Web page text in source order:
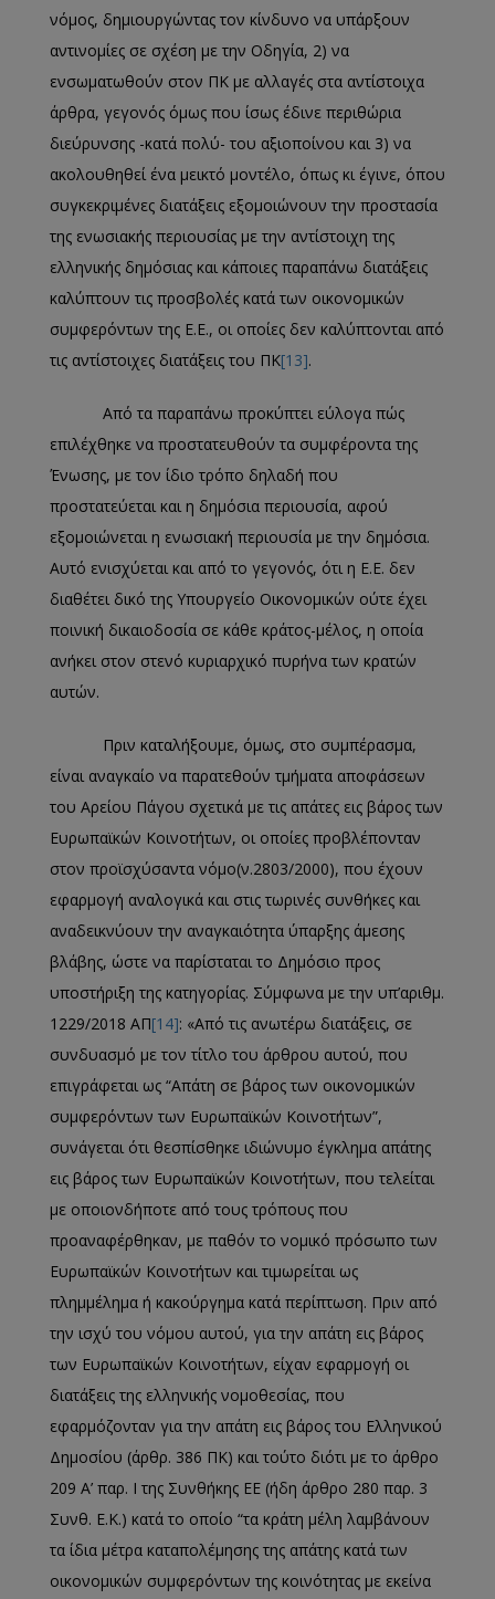
νόμος, δημιουργώντας τον κίνδυνο να υπάρξουν
αντινομίες σε σχέση με την Οδηγία, 2) να
ενσωματωθούν στον ΠΚ με αλλαγές στα αντίστοιχα
άρθρα, γεγονός όμως που ίσως έδινε περιθώρια
διεύρυνσης -κατά πολύ- του αξιοποίνου και 3) να
ακολουθηθεί ένα μεικτό μοντέλο, όπως κι έγινε, όπου
συγκεκριμένες διατάξεις εξομοιώνουν την προστασία
της ενωσιακής περιουσίας με την αντίστοιχη της
ελληνικής δημόσιας και κάποιες παραπάνω διατάξεις
καλύπτουν τις προσβολές κατά των οικονομικών
συμφερόντων της Ε.Ε., οι οποίες δεν καλύπτονται από
τις αντίστοιχες διατάξεις του ΠΚ[13].
Από τα παραπάνω προκύπτει εύλογα πώς
επιλέχθηκε να προστατευθούν τα συμφέροντα της
Ένωσης, με τον ίδιο τρόπο δηλαδή που
προστατεύεται και η δημόσια περιουσία, αφού
εξομοιώνεται η ενωσιακή περιουσία με την δημόσια.
Αυτό ενισχύεται και από το γεγονός, ότι η Ε.Ε. δεν
διαθέτει δικό της Υπουργείο Οικονομικών ούτε έχει
ποινική δικαιοδοσία σε κάθε κράτος-μέλος, η οποία
ανήκει στον στενό κυριαρχικό πυρήνα των κρατών
αυτών.
Πριν καταλήξουμε, όμως, στο συμπέρασμα,
είναι αναγκαίο να παρατεθούν τμήματα αποφάσεων
του Αρείου Πάγου σχετικά με τις απάτες εις βάρος των
Ευρωπαϊκών Κοινοτήτων, οι οποίες προβλέπονταν
στον προϊσχύσαντα νόμο(ν.2803/2000), που έχουν
εφαρμογή αναλογικά και στις τωρινές συνθήκες και
αναδεικνύουν την αναγκαιότητα ύπαρξης άμεσης
βλάβης, ώστε να παρίσταται το Δημόσιο προς
υποστήριξη της κατηγορίας. Σύμφωνα με την υπ’αριθμ.
1229/2018 ΑΠ[14]: «Από τις ανωτέρω διατάξεις, σε
συνδυασμό με τον τίτλο του άρθρου αυτού, που
επιγράφεται ως “Απάτη σε βάρος των οικονομικών
συμφερόντων των Ευρωπαϊκών Κοινοτήτων”,
συνάγεται ότι θεσπίσθηκε ιδιώνυμο έγκλημα απάτης
εις βάρος των Ευρωπαϊκών Κοινοτήτων, που τελείται
με οποιονδήποτε από τους τρόπους που
προαναφέρθηκαν, με παθόν το νομικό πρόσωπο των
Ευρωπαϊκών Κοινοτήτων και τιμωρείται ως
πλημμέλημα ή κακούργημα κατά περίπτωση. Πριν από
την ισχύ του νόμου αυτού, για την απάτη εις βάρος
των Ευρωπαϊκών Κοινοτήτων, είχαν εφαρμογή οι
διατάξεις της ελληνικής νομοθεσίας, που
εφαρμόζονταν για την απάτη εις βάρος του Ελληνικού
Δημοσίου (άρθρ. 386 ΠΚ) και τούτο διότι με το άρθρο
209 Α’ παρ. I της Συνθήκης EE (ήδη άρθρο 280 παρ. 3
Συνθ. Ε.Κ.) κατά το οποίο “τα κράτη μέλη λαμβάνουν
τα ίδια μέτρα καταπολέμησης της απάτης κατά των
οικονομικών συμφερόντων της κοινότητας με εκείνα